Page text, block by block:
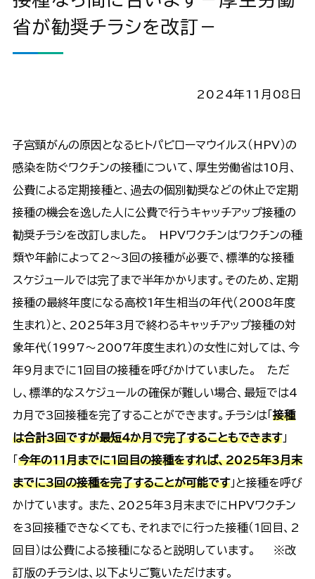
省が勧奨チラシを改訂－
2024年11月08日
子宮頸がんの原因となるヒトパピローマウイルス（HPV）の
感染を防ぐワクチンの接種について、厚生労働省は10月、
公費による定期接種と、過去の個別勧奨などの休止で定期
接種の機会を逸した人に公費で行うキャッチアップ接種の
勧奨チラシを改訂しました。 HPVワクチンはワクチンの種
類や年齢によって2～3回の接種が必要で、標準的な接種
スケジュールでは完了まで半年かかります。そのため、定期
接種の最終年度になる高校1年生相当の年代（2008年度
生まれ）と、2025年3月で終わるキャッチアップ接種の対
象年代（1997～2007年度生まれ）の女性に対しては、今
年9月までに1回目の接種を呼びかけていました。 ただ
し、標準的なスケジュールの確保が難しい場合、最短では4
カ月で3回接種を完了することができます。チラシは「接種
は合計3回ですが最短4か月で完了することもできます」
「今年の11月までに1回目の接種をすれば、2025年3月末
までに3回の接種を完了することが可能です」と接種を呼び
かけています。 また、2025年3月末までにHPVワクチン
を3回接種できなくても、それまでに行った接種（1回目、2
回目）は公費による接種になると説明しています。 ※改
訂版のチラシは、以下よりご覧いただけます。